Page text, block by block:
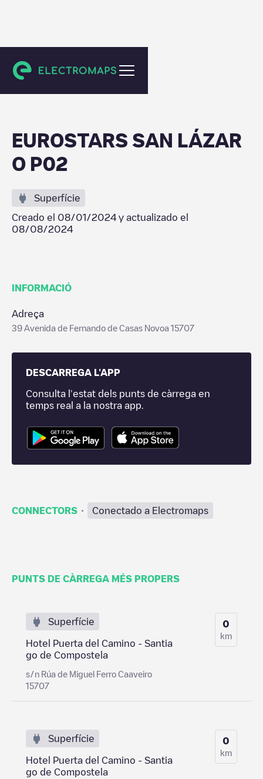
Santiago de Compostela
EUROSTARS SAN LÁZAR
O P02
Superfície
Creado el 08/01/2024 y actualizado el
08/08/2024
INFORMACIÓ
Adreça
39 Avenida de Fernando de Casas Novoa 15707
DESCARREGA L'APP
Consulta l'estat dels punts de càrrega en
temps real a la nostra app.
CONNECTORS · Conectado a Electromaps
PUNTS DE CÀRREGA MÉS PROPERS
Superfície
Hotel Puerta del Camino - Santia
go de Compostela
s/n Rúa de Miguel Ferro Caaveiro
15707
0
km
Superfície
Hotel Puerta del Camino - Santia
go de Compostela
0
km